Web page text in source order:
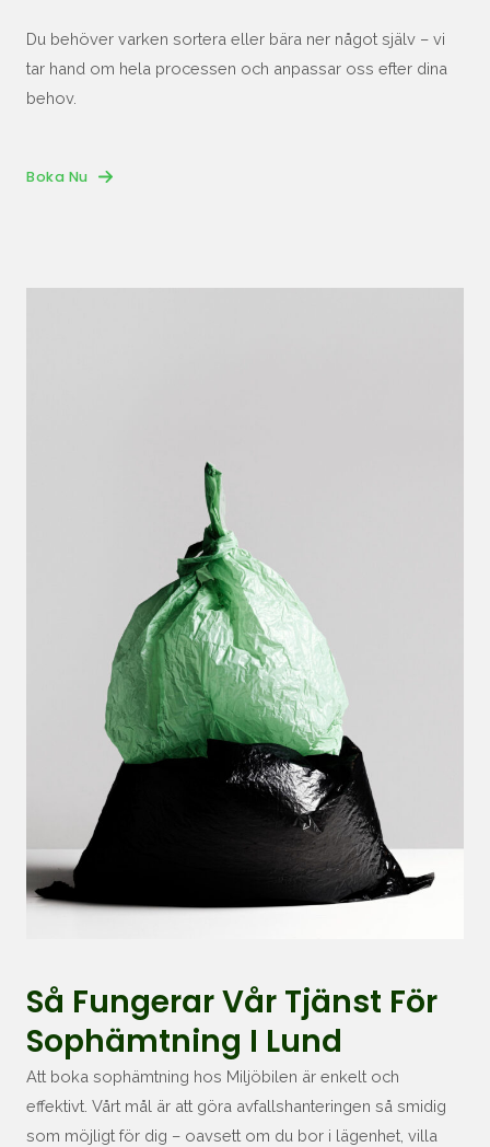
Du behöver varken sortera eller bära ner något själv – vi
tar hand om hela processen och anpassar oss efter dina
behov.
Boka Nu
Så Fungerar Vår Tjänst För
Sophämtning I Lund
Att boka sophämtning hos Miljöbilen är enkelt och
effektivt. Vårt mål är att göra avfallshanteringen så smidig
som möjligt för dig – oavsett om du bor i lägenhet, villa